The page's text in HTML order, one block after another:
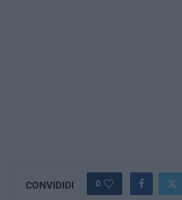
CONVIDIDI 0